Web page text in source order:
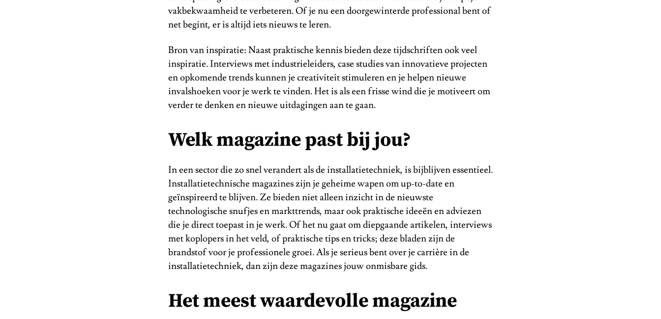
vakbekwaamheid te verbeteren. Of je nu een doorgewinterde professional bent of
net begint, er is altijd iets nieuws te leren.
Bron van inspiratie: Naast praktische kennis bieden deze tijdschriften ook veel
inspiratie. Interviews met industrieleiders, case studies van innovatieve projecten
en opkomende trends kunnen je creativiteit stimuleren en je helpen nieuwe
invalshoeken voor je werk te vinden. Het is als een frisse wind die je motiveert om
verder te denken en nieuwe uitdagingen aan te gaan.
Welk magazine past bij jou?
In een sector die zo snel verandert als de installatietechniek, is bijblijven essentieel.
Installatietechnische magazines zijn je geheime wapen om up-to-date en
geïnspireerd te blijven. Ze bieden niet alleen inzicht in de nieuwste
technologische snufjes en markttrends, maar ook praktische ideeën en adviezen
die je direct toepast in je werk. Of het nu gaat om diepgaande artikelen, interviews
met koplopers in het veld, of praktische tips en tricks; deze bladen zijn de
brandstof voor je professionele groei. Als je serieus bent over je carrière in de
installatietechniek, dan zijn deze magazines jouw onmisbare gids.
Het meest waardevolle magazine